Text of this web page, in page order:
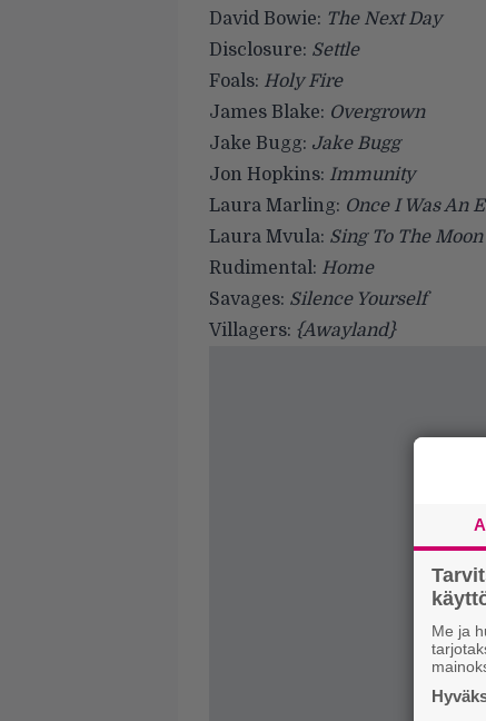
David Bowie: The Next Day
Disclosure: Settle
Foals: Holy Fire
James Blake: Overgrown
Jake Bugg: Jake Bugg
Jon Hopkins: Immunity
Laura Marling: Once I Was An
Laura Mvula: Sing To The Moon
Rudimental: Home
Savages: Silence Yourself
Villagers: {Awayland}
Me ja